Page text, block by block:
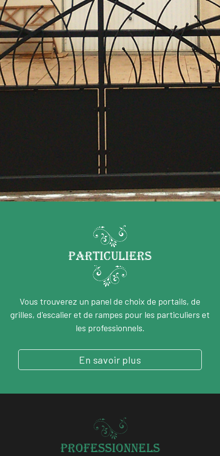
Particuliers
Vous trouverez un panel de choix de portails, de
grilles, d'escalier et de rampes pour les particuliers et
les professionnels.
En savoir plus
Professionnels